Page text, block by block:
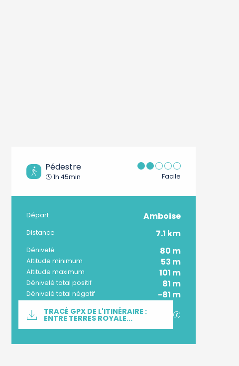
Pédestre
1h 45min Facile
Informations pratiques
Départ Amboise
Distance 7.1 km
Dénivelé 80 m
Altitude minimum 53 m
Altitude maximum 101 m
Dénivelé total positif 81 m
Dénivelé total négatif -81 m
Documentation
TRACÉ GPX DE L'ITINÉRAIRE :
ENTRE TERRES ROYALE...